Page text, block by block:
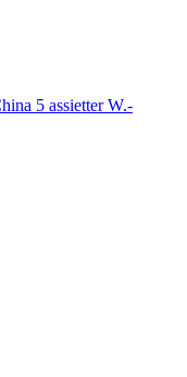
5 assietter W.-